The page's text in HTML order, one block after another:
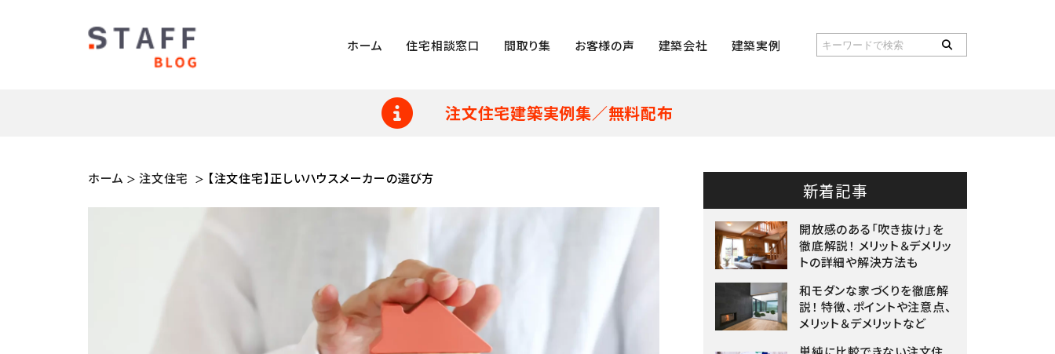
ホーム 住宅相談窓口 間取り集 お客様の声 建築会社 建築実例
注文住宅建築実例集／無料配布
ホーム 注文住宅 【注文住宅】正しいハウスメーカーの選び方
新着記事
開放感のある「吹き抜け」を
徹底解説！ メリット＆デメリッ
トの詳細や解決方法も
和モダンな家づくりを徹底解
説！ 特徴、ポイントや注意点、
メリット＆デメリットなど